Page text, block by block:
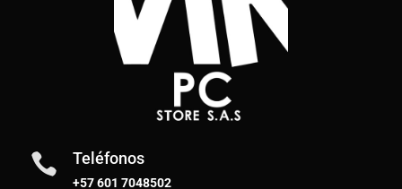
 Teléfonos
+57 601 7048502